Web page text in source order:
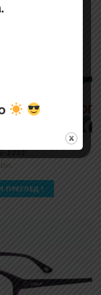
2222
Din.
ПРЕГЛЕД !